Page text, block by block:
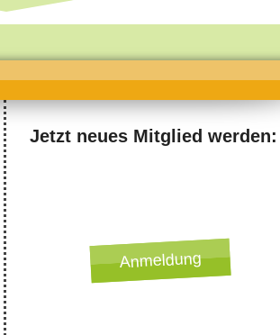
Jetzt neues Mitglied werden:
Anmeldung